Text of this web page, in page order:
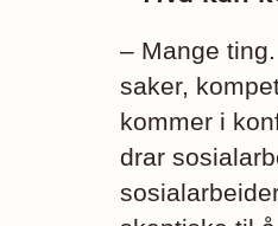
– Mange
saker,
kommer i
drar